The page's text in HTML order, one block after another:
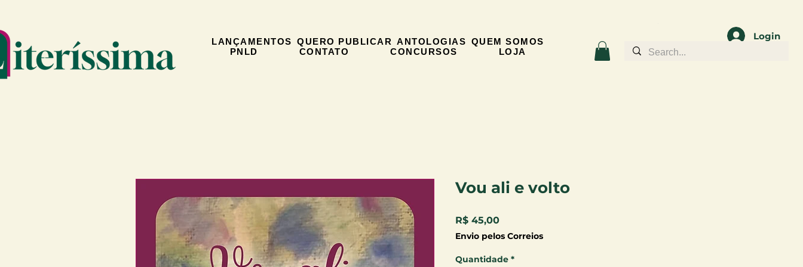
LANÇAMENTOS QUERO PUBLICAR ANTOLOGIAS QUEM SOMOS
PNLD
CONTATO CONCURSOS LOJA
Login
Vou ali e volto
R$ 45,00Preço
Envio pelos Correios
Quantidade *